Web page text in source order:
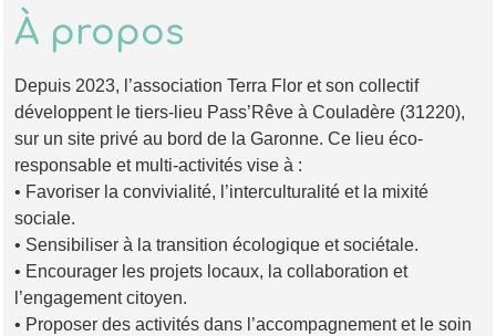
À propos
Depuis 2023, l’association Terra Flor et son collectif
développent le tiers-lieu Pass’Rêve à Couladère (31220),
sur un site privé au bord de la Garonne. Ce lieu éco-
responsable et multi-activités vise à :
• Favoriser la convivialité, l’interculturalité et la mixité
sociale.
• Sensibiliser à la transition écologique et sociétale.
• Encourager les projets locaux, la collaboration et
l’engagement citoyen.
• Proposer des activités dans l’accompagnement et le soin